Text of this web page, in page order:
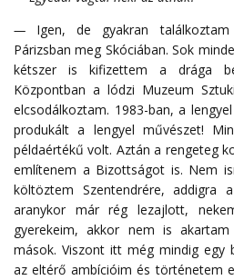
— Igen, de gyakran
Párizsban meg Skóciában. Sok
kétszer is kifizettem a drága
Központban a lódzi Muzeum
elcsodálkoztam. 1983-ban, a
produkált a lengyel művészet!
példaértékű volt. Aztán a rengeteg
említenem a Bizottságot is. Nem
költöztem Szentendrére, addigra
aranykor már rég lezajlott,
gyerekeim, akkor nem is
mások. Viszont itt még mindig egy
az eltérő ambícióim és történetem